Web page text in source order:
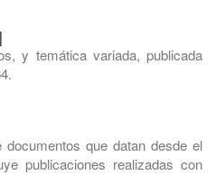
y temática variada, publicada
documentos que datan desde el
publicaciones realizadas con